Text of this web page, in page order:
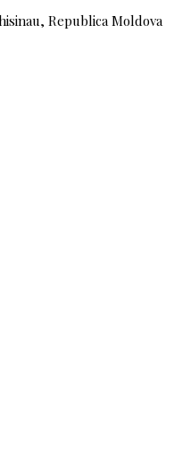
Republica Moldova